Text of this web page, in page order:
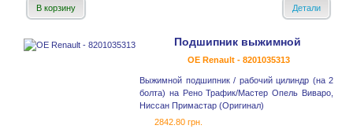
В корзину Детали
Подшипник выжимной
OE Renault - 8201035313
Выжимной подшипник / рабочий цилиндр (на 2
болта) на Рено Трафик/Мастер Опель Виваро,
Ниссан Примастар (Оригинал)
2842.80 грн.